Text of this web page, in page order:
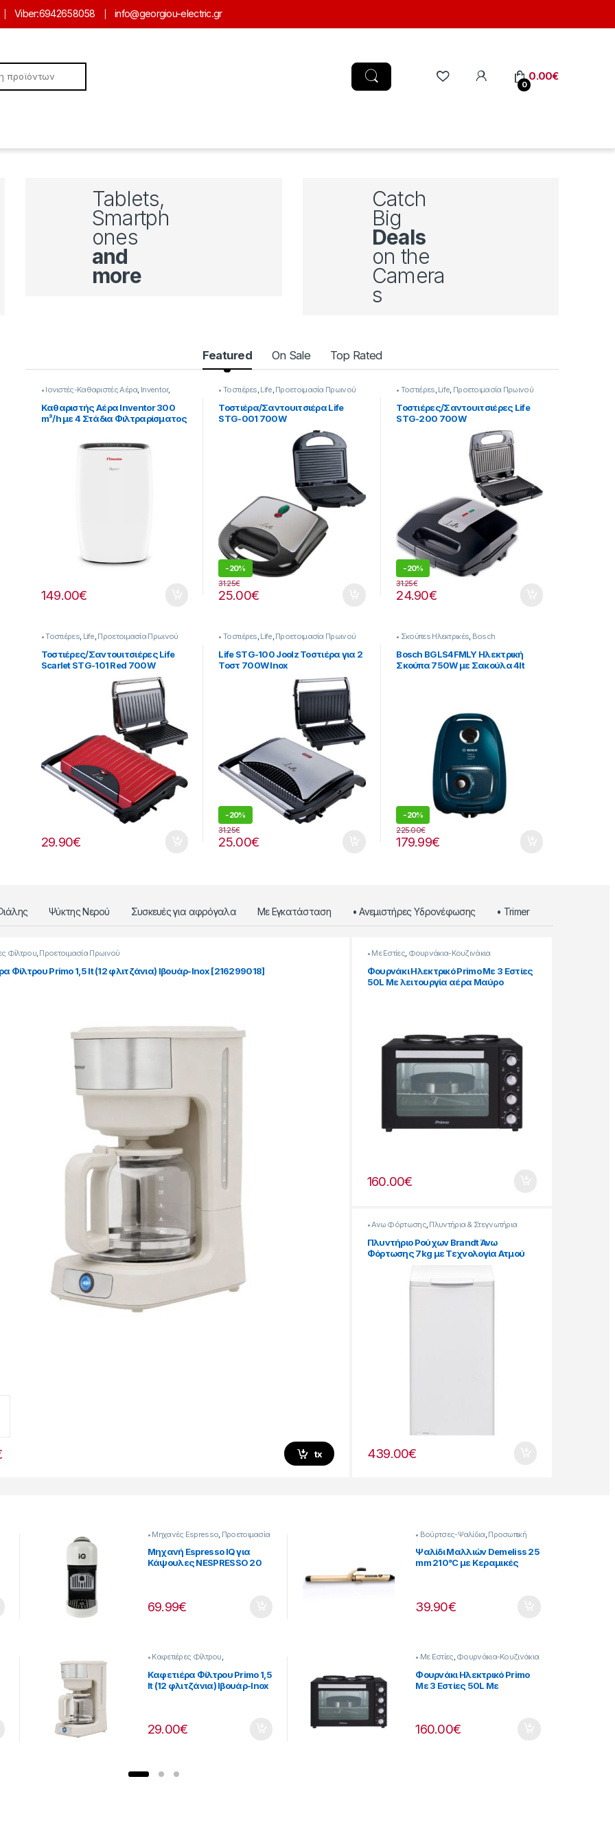
Viber:6942658058 info@georgiou-electric.gr
0
0.00€
Tablets,
Smartph
ones
and
more
Catch
Big
Deals
on the
Camera
s
Featured On Sale Top Rated
• Ιονιστές-Καθαριστές Αέρα, Inventor,
Επεξεργασία αέρα
Καθαριστής Αέρα Inventor 300
m³/h με 4 Στάδια Φιλτραρίσματος
149.00€
• Τοστιέρεs Life Προετοιμασία Πρωινού
Τοστιέρα/Σαντουιτσιέρα Life
STG-001 700W
-20%
25.00€
31.25€
• Τοστιέρεs Life Προετοιμασία Πρωινού
Τοστιέρες/Σαντουιτσιέρες Life
STG-200 700W
-20%
24.90€
31.25€
• Τοστιέρεs, Life,Προετοιμασία Πρωινού
Τοστιέρες/Σαντουιτσιέρες Life
Scarlet STG-101 Red 700W
29.90€
• Τοστιέρεs,Life,Προετοιμασία Πρωινού
Life STG-100 Joolz Τοστιέρα για 2
Τοστ 700W Inox
-20%
25.00€
31.25€
• Σκούπεs Ηλεκτρικέs, Bosch
Bosch BGLS4FMLY Ηλεκτρική
Σκούπα 750W με Σακούλα 4lt
-20%
179.99€
225.00€
Ψύκτης Νερού Συσκευές για αφρόγαλα Με Εγκατάσταση • Ανεμιστήρες Υδρονέφωσης • Trimer
Φίλτρου,Προετοιμασία Πρωινού
Φίλτρου Primo 1,5 lt (12 φλιτζάνια) Ιβουάρ-Inox [216299018]
tx
• Με Εστίες, Φουρνάκια-Κουζινάκια
Φουρνάκι Ηλεκτρικό Primo Με 3 Εστίες
50L Με λειτουργία αέρα Μαύρο
160.00€
• Ανω Φόρτωσης,Πλυντήρια & Στεγνωτήρια
Πλυντήριο Ρούχων Brandt Άνω
Φόρτωσης 7kg με Τεχνολογία Ατμού
439.00€
• Μηχανές Espresso Προετοιμασία
Πρωινού
Μηχανή Espresso IQ για
Κάψουλες NESPRESSO 20
69.99€
• Βούρτσες-Ψαλίδια, Προσωπική
Φροντίδα
Ψαλίδι Μαλλιών Demeliss 25
mm 210°C με Κεραμικές
39.90€
• Καφετιέρες Φίλτρου
Προετοιμασία Πρωινού
Καφετιέρα Φίλτρου Primo 1,5
lt (12 φλιτζάνια) Ιβουάρ-Inox
29.00€
• Με Εστίες Φουρνάκια-Κουζινάκια
Φουρνάκι Ηλεκτρικό Primo
Με 3 Εστίες 50L Με
160.00€